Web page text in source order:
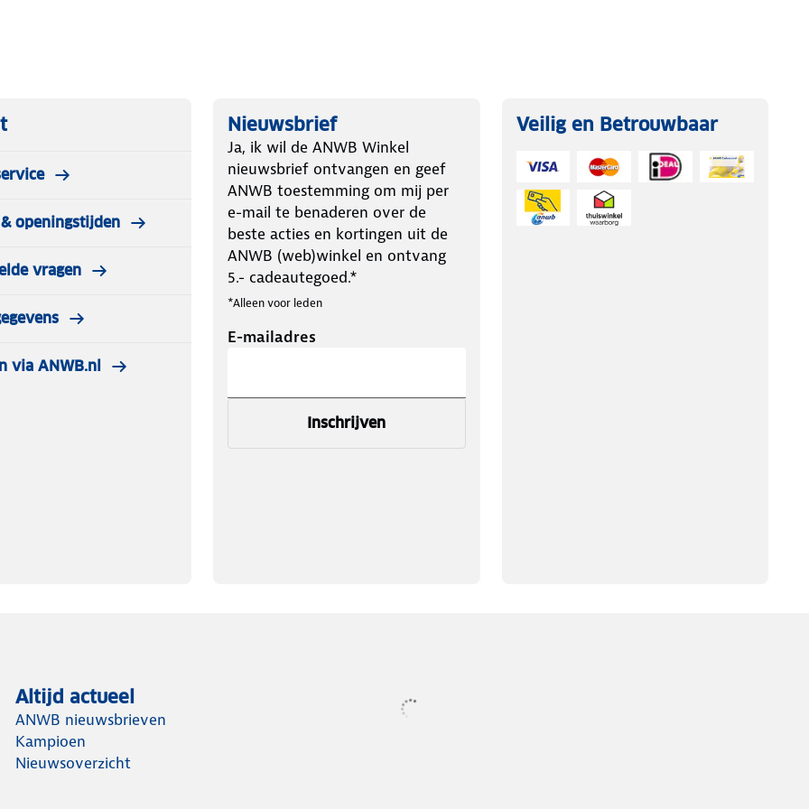
verkleurt in de zon. Door de open
voor de startende kampeerder of
mee te nemen. Dankzij de
houding.
openingstijden
vragen
via ANWB.nl
Nieuwsbrief
Ja, ik wil de ANWB Winkel
nieuwsbrief ontvangen en geef
ANWB toestemming om mij per
e-mail te benaderen over de
beste acties en kortingen uit de
ANWB (web)winkel en ontvang
5.- cadeautegoed.*
*Alleen voor leden
E-mailadres
Inschrijven
Veilig en Betrouwbaar
Altijd actueel
ANWB nieuwsbrieven
Kampioen
Nieuwsoverzicht